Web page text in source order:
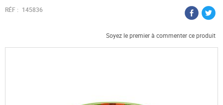
RÉF : 145836
Soyez le premier à commenter ce produit
Passer